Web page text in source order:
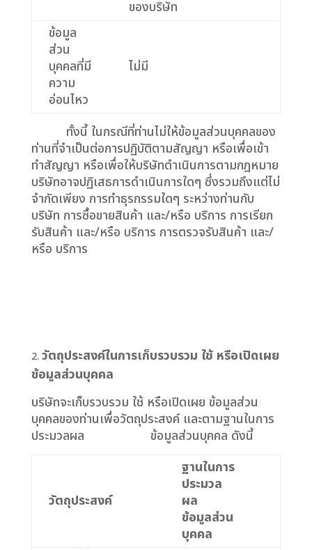
ของบริษัท
ข้อมูล
ส่วน
บุคคลที่มี
ความ
อ่อนไหว
ไม่มี
ทั้งนี้ ในกรณีที่ท่านไม่ให้ข้อมูลส่วนบุคคลของ
ท่านที่จำเป็นต่อการปฏิบัติตามสัญญา หรือเพื่อเข้า
ทำสัญญา หรือเพื่อให้บริษัทดำเนินการตามกฎหมาย
บริษัทอาจปฏิเสธการดำเนินการใดๆ ซึ่งรวมถึงแต่ไม่
จำกัดเพียง การทําธุรกรรมใดๆ ระหว่างท่านกับ
บริษัท การซื้อขายสินค้า และ/หรือ บริการ การเรียก
รับสินค้า และ/หรือ บริการ การตรวจรับสินค้า และ/
หรือ บริการ
วัตถุประสงค์ในการเก็บรวบรวม ใช้ หรือเปิดเผย
ข้อมูลส่วนบุคคล
บริษัทจะเก็บรวบรวม ใช้ หรือเปิดเผย ข้อมูลส่วน
บุคคลของท่านเพื่อวัตถุประสงค์ และตามฐานในการ
ประมวลผล ข้อมูลส่วนบุคคล ดังนี้
วัตถุประสงค์
ฐานในการ
ประมวล
ผล
ข้อมูลส่วน
บุคคล